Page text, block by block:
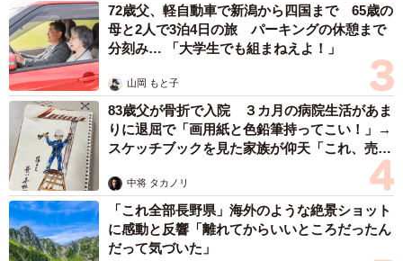
5/6
理想の出会いを経験したことがあるか（提供画像）
真剣な恋愛を望む多くの人が、身近な縁による“偶然待ち”を
している一方、直近半年間で「理想の出会いを経験したこ
とがあった」とした人は11.9％にとどまりました。
72歳父、軽自動車で新潟から四国まで 65歳の
母と2人で3泊4日の旅 パーキングの休憩まで
分刻み… 「大学生でも組まねえよ！」
山岡 もと子
83歳父が骨折で入院 ３カ月の病院生活があま
りに退屈で「画用紙と色鉛筆持ってこい！」→
スケッチブックを見た家族が仰天「これ、売れ
中将 タカノリ
「これ全部長野県」海外のような絶景ショット
に感動と反響「離れてからいいところだったん
だって気づいた」